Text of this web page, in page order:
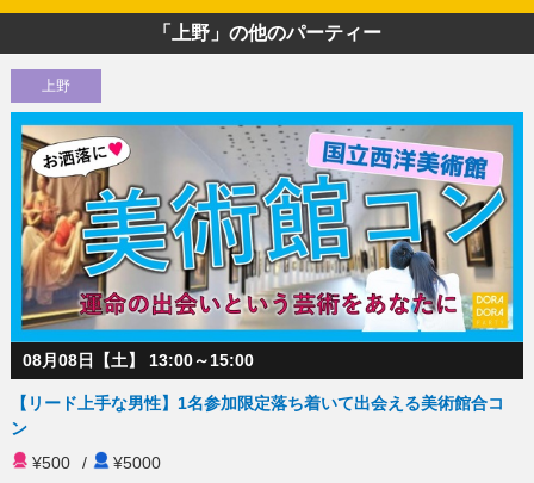
「上野」の他のパーティー
上野
08月08日【土】 13:00～15:00
【リード上手な男性】1名参加限定落ち着いて出会える美術館合コ
ン
¥500
/ ¥5000